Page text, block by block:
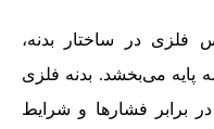
فلزی در ساختار بدنه،
‌پایه می‌بخشد. بدنه فلزی
برابر فشارها و شرایط